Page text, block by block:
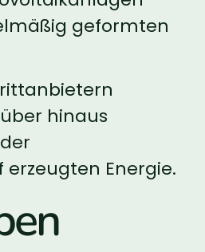
geformten
hinaus
Energie.